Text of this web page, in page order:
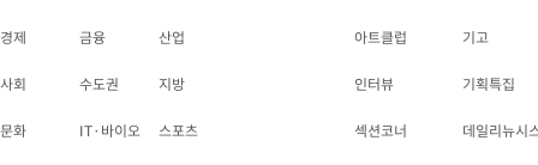
경제 금융 산업
사회 수도권 지방
문화 IT·바이오 스포츠
아트클럽 기고
인터뷰 기획특집
섹션코너 데일리뉴시